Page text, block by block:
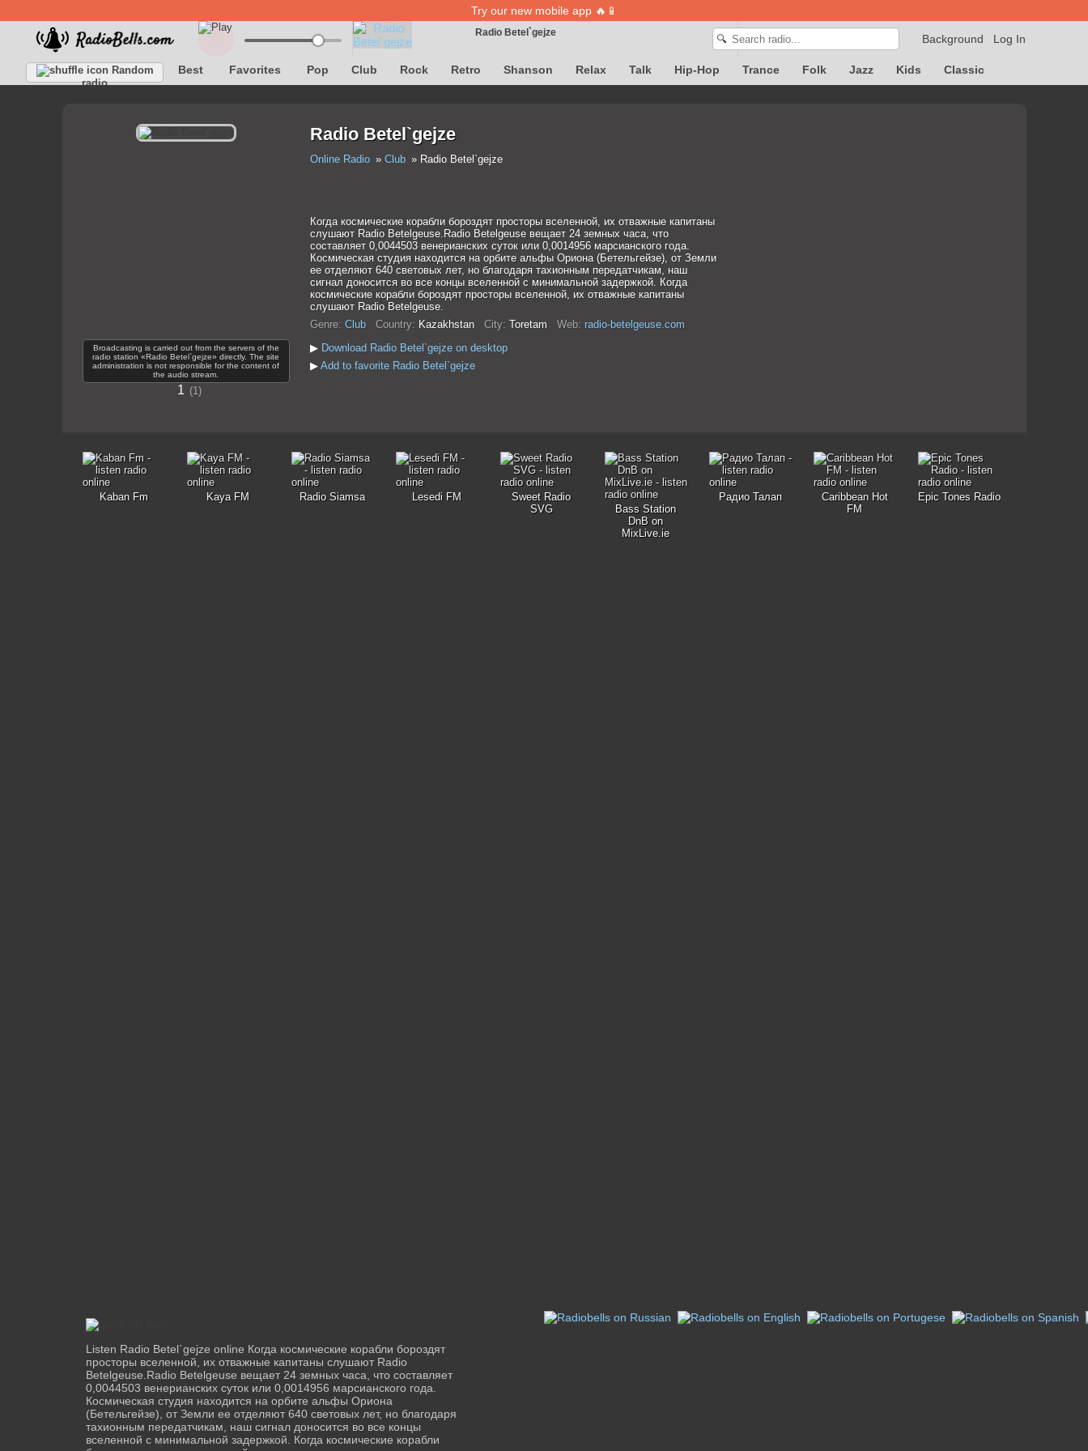
Try our new mobile app 🔥📱
Log In
Background
🔍
Radio Betel`gejze
Song definition is temporarily unavailable
Random
radio
Best Favorites Pop Club Rock Retro Shanson Relax Talk Hip-Hop Trance Folk Jazz Kids Classic
Broadcasting is carried out from the servers of the
radio station «Radio Betel`gejze» directly. The site
administration is not responsible for the content of
the audio stream.
1 1
Radio Betel`gejze
Online Radio Club Radio Betel`gejze
Когда космические корабли бороздят просторы вселенной, их отважные капитаны
слушают Radio Betelgeuse.Radio Betelgeuse вещает 24 земных часа, что
составляет 0,0044503 венерианских суток или 0,0014956 марсианского года.
Космическая студия находится на орбите альфы Ориона (Бетельгейзе), от Земли
ее отделяют 640 световых лет, но благодаря тахионным передатчикам, наш
сигнал доносится во все концы вселенной с минимальной задержкой. Когда
космические корабли бороздят просторы вселенной, их отважные капитаны
слушают Radio Betelgeuse.
Genre: Club Country: Kazakhstan City: Toretam Web: radio-betelgeuse.com
▶ Download Radio Betel`gejze on desktop
▶ Add to favorite Radio Betel`gejze
Kaban Fm Kaya FM Radio Siamsa Lesedi FM
Sweet Radio
SVG
Bass Station
DnB on
MixLive.ie
Радио Талап
Caribbean Hot
FM
Epic Tones Radio
Listen Radio Betel`gejze online Когда космические корабли бороздят
просторы вселенной, их отважные капитаны слушают Radio
Betelgeuse.Radio Betelgeuse вещает 24 земных часа, что составляет
0,0044503 венерианских суток или 0,0014956 марсианского года.
Космическая студия находится на орбите альфы Ориона
(Бетельгейзе), от Земли ее отделяют 640 световых лет, но благодаря
тахионным передатчикам, наш сигнал доносится во все концы
вселенной с минимальной задержкой. Когда космические корабли